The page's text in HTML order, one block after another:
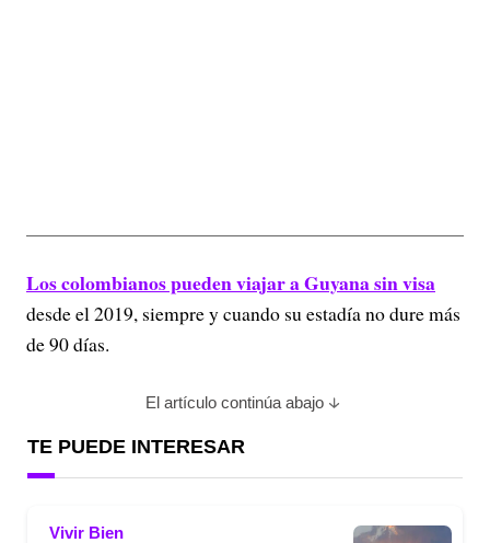
Los colombianos pueden viajar a Guyana sin visa
desde el 2019, siempre y cuando su estadía no dure más
de 90 días.
El artículo continúa abajo
TE PUEDE INTERESAR
Vivir Bien